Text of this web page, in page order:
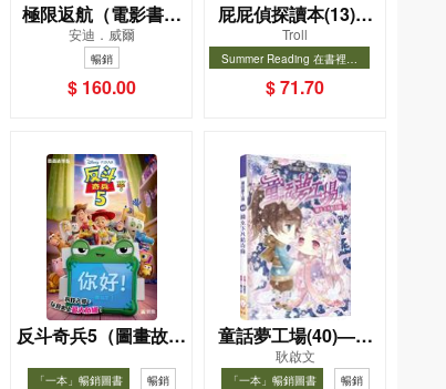
極限返航（電影書衣
典藏版）（獨家收錄
作者訪談）
安迪．威爾
暢銷
$ 160.00
屁屁偵探讀本(13)－
－對決！怪盜學院
（星星篇）
Troll
Summer Reading 在書裡度
選圖書67折
暢銷
$ 71.70
反斗奇兵5（圖畫故事
版）
「一本」暢銷圖書 暢銷
童話夢工場(40)——
織女下凡結奇緣
耿啟文
「一本」暢銷圖書 暢銷